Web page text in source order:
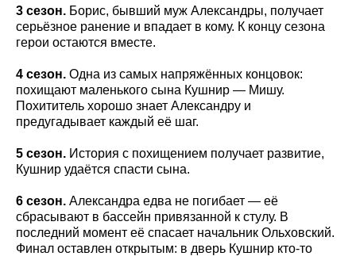
3 сезон. Борис, бывший муж Александры, получает
серьёзное ранение и впадает в кому. К концу сезона
герои остаются вместе.
4 сезон. Одна из самых напряжённых концовок:
похищают маленького сына Кушнир — Мишу.
Похититель хорошо знает Александру и
предугадывает каждый её шаг.
5 сезон. История с похищением получает развитие,
Кушнир удаётся спасти сына.
6 сезон. Александра едва не погибает — её
сбрасывают в бассейн привязанной к стулу. В
последний момент её спасает начальник Ольховский.
Финал оставлен открытым: в дверь Кушнир кто-то